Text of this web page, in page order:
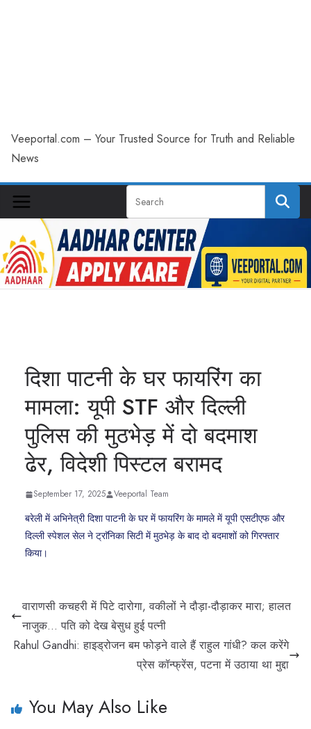
Veeportal.com – Your Trusted Source for Truth and Reliable
News
दिशा पाटनी के घर फायरिंग का
मामला: यूपी STF और दिल्ली
पुलिस की मुठभेड़ में दो बदमाश
ढेर, विदेशी पिस्टल बरामद
September 17, 2025 Veeportal Team
बरेली में अभिनेत्री दिशा पाटनी के घर में फायरिंग के मामले में यूपी एसटीएफ और
दिल्ली स्पेशल सेल ने ट्राॅनिका सिटी में मुठभेड़ के बाद दो बदमाशों को गिरफ्तार
किया।
वाराणसी कचहरी में पिटे दारोगा, वकीलों ने दौड़ा-दौड़ाकर मारा; हालत
नाजुक… पति को देख बेसुध हुई पत्नी
Rahul Gandhi: हाइड्रोजन बम फोड़ने वाले हैं राहुल गांधी? कल करेंगे
प्रेस कॉन्फ्रेंस, पटना में उठाया था मुद्दा
You May Also Like